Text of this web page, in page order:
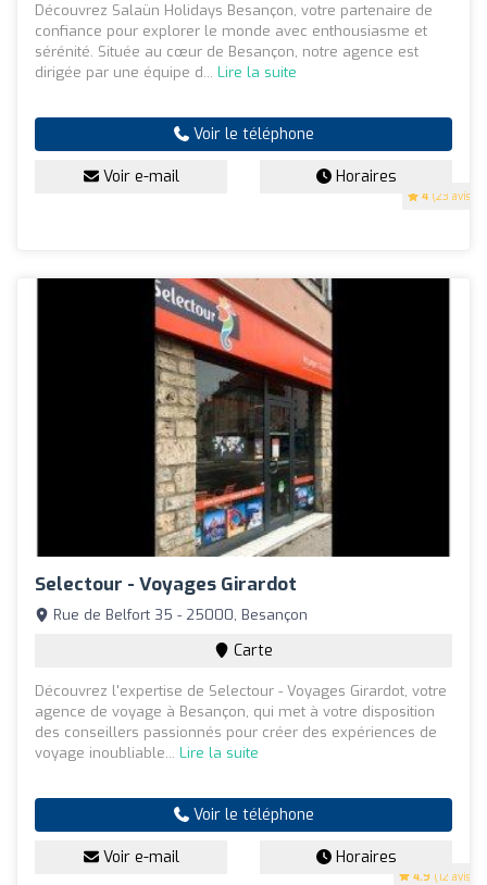
4 (23 avis)
Découvrez Salaün Holidays Besançon, votre partenaire de
confiance pour explorer le monde avec enthousiasme et
sérénité. Située au cœur de Besançon, notre agence est
dirigée par une équipe d... Lire la suite
Voir le téléphone
Voir e-mail Horaires
Selectour - Voyages Girardot
4.9 (12 avis)
Rue de Belfort 35 - 25000, Besançon
Carte
Découvrez l'expertise de Selectour - Voyages Girardot, votre
agence de voyage à Besançon, qui met à votre disposition
des conseillers passionnés pour créer des expériences de
voyage inoubliable... Lire la suite
Voir le téléphone
Voir e-mail Horaires